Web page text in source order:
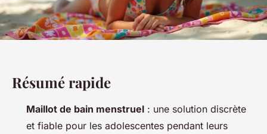
Résumé rapide
Maillot de bain menstruel : une solution discrète
et fiable pour les adolescentes pendant leurs